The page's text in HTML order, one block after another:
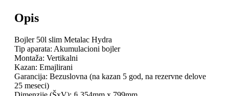
Opis
Bojler 50l slim Metalac Hydra
Tip aparata: Akumulacioni bojler
Montaža: Vertikalni
Kazan: Emajlirani
Garancija: Bezuslovna (na kazan 5 god, na rezervne delove
25 meseci)